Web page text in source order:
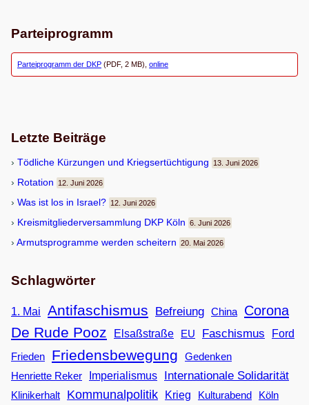
Parteiprogramm
Parteiprogramm der DKP (PDF, 2 MB), online
Letzte Beiträge
Töd­li­che Kür­zun­gen und Kriegsertüchtigung 13. Juni 2026
Rota­tion 12. Juni 2026
Was ist los in Israel? 12. Juni 2026
Kreis­mit­glie­der­ver­samm­lung DKP Köln 6. Juni 2026
Armuts­pro­gramme wer­den scheitern 20. Mai 2026
Schlagwörter
1. Mai Antifaschismus Befreiung China Corona
De Rude Pooz Elsaßstraße EU Faschismus
Ford
Frieden
Friedensbewegung
Gedenken
Henriette Reker
Imperialismus Internationale Solidarität
Klinikerhalt Kommunalpolitik Krieg Kulturabend
Köln